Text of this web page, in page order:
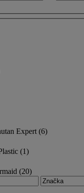
Expert (6)
(1)
(20)